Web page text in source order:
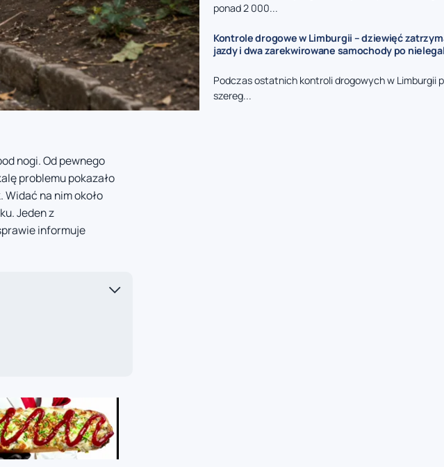
nogi. Od pewnego
problemu pokazało
na nim około
Jeden z
informuje
ponad 2 000...
Kontrole drogowe w Limburgii – dziewięć
jazdy i dwa zarekwirowane samochody po
Podczas ostatnich kontroli drogowych w Limburgii
szereg...